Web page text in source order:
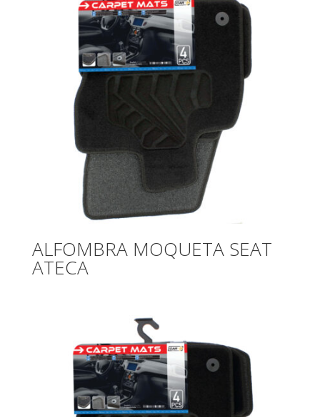
ALFOMBRA MOQUETA SEAT
ATECA